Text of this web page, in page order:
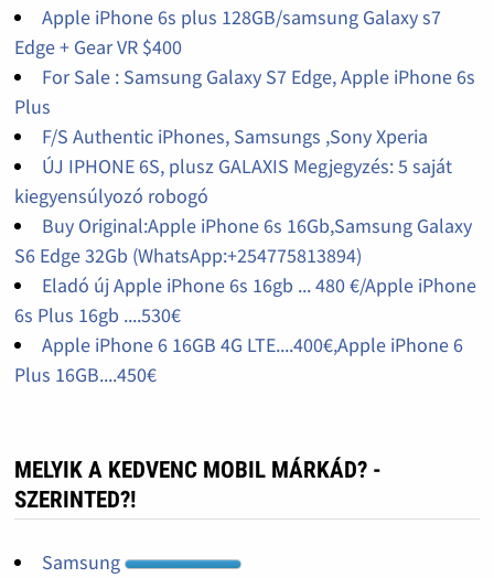
Apple iPhone 6s plus 128GB/samsung Galaxy s7
Edge + Gear VR $400
For Sale : Samsung Galaxy S7 Edge, Apple iPhone 6s
Plus
F/S Authentic iPhones, Samsungs ,Sony Xperia
ÚJ IPHONE 6S, plusz GALAXIS Megjegyzés: 5 saját
kiegyensúlyozó robogó
Buy Original:Apple iPhone 6s 16Gb,Samsung Galaxy
S6 Edge 32Gb (WhatsApp:+254775813894)
Eladó új Apple iPhone 6s 16gb ... 480 €/Apple iPhone
6s Plus 16gb ....530€
Apple iPhone 6 16GB 4G LTE....400€,Apple iPhone 6
Plus 16GB....450€
MELYIK A KEDVENC MOBIL MÁRKÁD? -
SZERINTED?!
Samsung